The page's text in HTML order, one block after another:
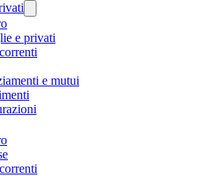
e privati
e mutui